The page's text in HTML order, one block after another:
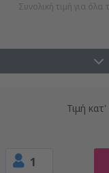
Συνολική τιμή για
Τιμή
1